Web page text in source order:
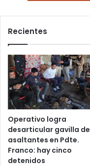
Recientes
Operativo logra
desarticular gavilla de
asaltantes en Pdte.
Franco: hay cinco
detenidos